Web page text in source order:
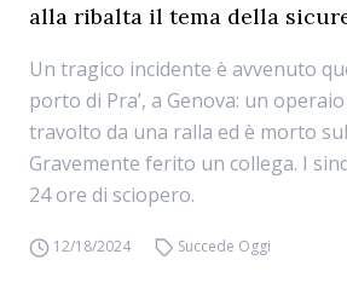
alla ribalta il tema della
Un tragico incidente è avvenuto
porto di Pra’, a Genova: un
travolto da una ralla ed è morto
Gravemente ferito un collega. I
24 ore di sciopero.
12/18/2024 Succede Oggi